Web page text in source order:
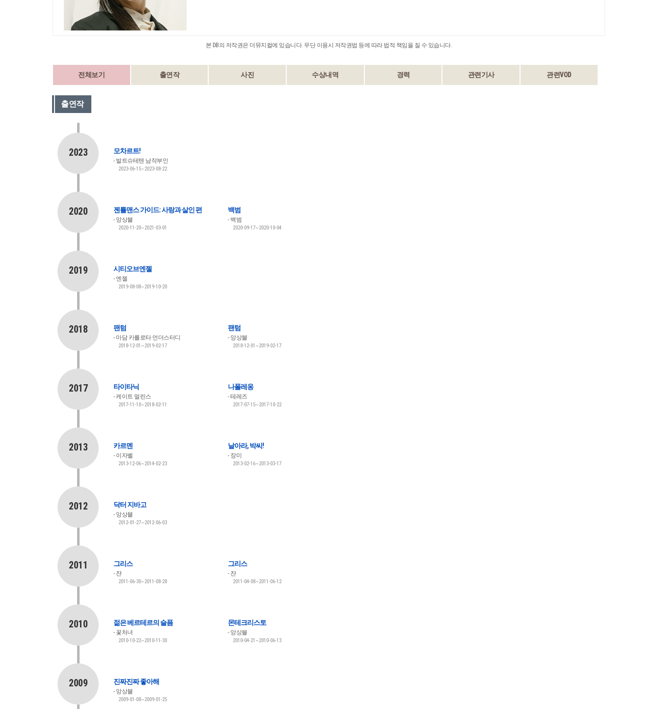
본 DB의 저작권은 더뮤지컬에 있습니다. 무단 이용시 저작권법 등에 따라 법적 책임을 질 수 있습니다.
전체보기 출연작 사진 수상내역 경력 관련기사 관련VOD
출연작
2023 모차르트!
발트슈테텐 남작부인
2023-06-15~2023-08-22
2020 젠틀맨스 가이드: 사랑과 살인 편
앙상블
2020-11-20~2021-03-01
백범
백범
2020-09-17~2020-10-04
2019 시티오브엔젤
엔젤
2019-08-08~2019-10-20
2018 팬텀
마담 카를로타 언더스터디
2018-12-01~2019-02-17
팬텀
앙상블
2018-12-01~2019-02-17
2017 타이타닉
케이트 멀린스
2017-11-10~2018-02-11
나폴레옹
테레즈
2017-07-15~2017-10-22
2013 카르멘
이자벨
2013-12-06~2014-02-23
날아라, 박씨!
장미
2013-02-16~2013-03-17
2012 닥터 지바고
앙상블
2012-01-27~2012-06-03
2011 그리스
쟌
2011-06-30~2011-08-28
그리스
쟌
2011-04-08~2011-06-12
2010 젊은 베르테르의 슬픔
꽃처녀
2010-10-22~2010-11-30
몬테크리스토
앙상블
2010-04-21~2010-06-13
2009 진짜진짜 좋아해
앙상블
2009-01-08~2009-01-25